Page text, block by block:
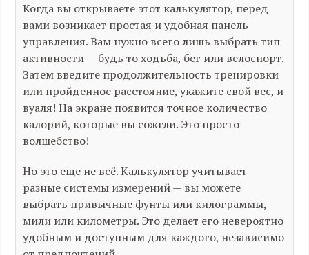
Когда вы открываете этот калькулятор, перед
вами возникает простая и удобная панель
управления. Вам нужно всего лишь выбрать тип
активности — будь то ходьба, бег или велоспорт.
Затем введите продолжительность тренировки
или пройденное расстояние, укажите свой вес, и
вуаля! На экране появится точное количество
калорий, которые вы сожгли. Это просто
волшебство!
Но это еще не всё. Калькулятор учитывает
разные системы измерений — вы можете
выбрать привычные фунты или килограммы,
мили или километры. Это делает его невероятно
удобным и доступным для каждого, независимо